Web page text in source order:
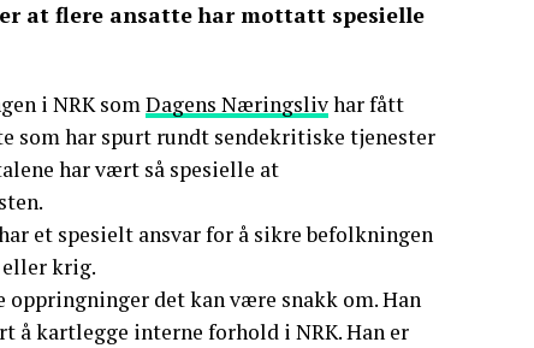
at flere ansatte har mottatt spesielle
i NRK somDagens Næringslivhar fått
som har spurt rundt sendekritiske tjenester
har vært så spesielle at
et spesielt ansvar for å sikre befolkningen
eller krig.
det kan være snakk om. Han
å kartlegge interne forhold i NRK. Han er